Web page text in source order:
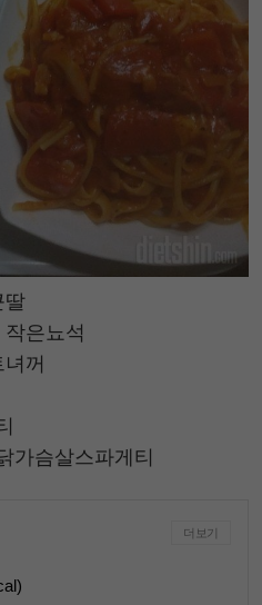
딸
은뇨석
꺼
가슴살스파게티
더보기